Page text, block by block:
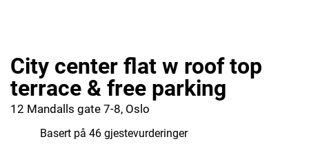
City center flat w roof top
terrace & free parking
12 Mandalls gate 7-8, Oslo
Basert på 46 gjestevurderinger